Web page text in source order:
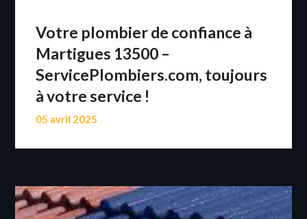
Votre plombier de confiance à
Martigues 13500 –
ServicePlombiers.com, toujours
à votre service !
05 avril 2025